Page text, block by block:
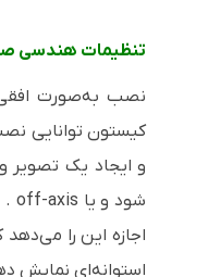
تنظیمات هندسی
نصب به‌صورت
کیستون توانایی
و ایجاد یک تصویر
شود و یا off-axis
.
اجازه این را
استوانه‌ای نمایش